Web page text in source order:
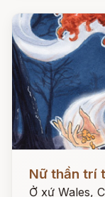
Nữ thần trí
Ở xứ Wales,